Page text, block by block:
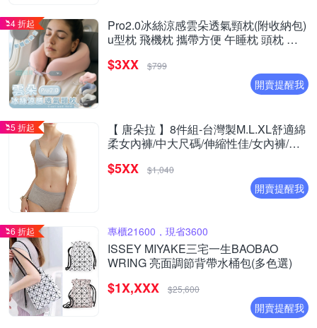
4 折起
Pro2.0冰絲涼感雲朵透氣頸枕(附收納包)
u型枕 飛機枕 攜帶方便 午睡枕 頭枕 遠
$3XX $799
開賣提醒我
5 折起
【 唐朵拉 】8件組-台灣製M.L.XL舒適綿
柔女內褲/中大尺碼/伸縮性佳/女內褲/居
$5XX $1,040
開賣提醒我
6 折起 專櫃21600，現省3600
ISSEY MIYAKE三宅一生BAOBAO
WRING 亮面調節背帶水桶包(多色選)
$1X,XXX $25,600
開賣提醒我